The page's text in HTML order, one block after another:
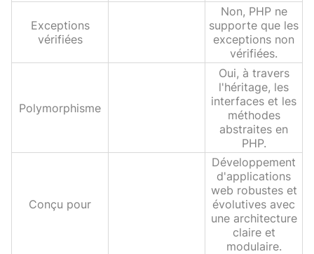
Exceptions
vérifiées
Non, PHP ne
supporte que les
exceptions non
vérifiées.
Polymorphisme
Oui, à travers
l'héritage, les
interfaces et les
méthodes
abstraites en
PHP.
Conçu pour
Développement
d'applications
web robustes et
évolutives avec
une architecture
claire et
modulaire.